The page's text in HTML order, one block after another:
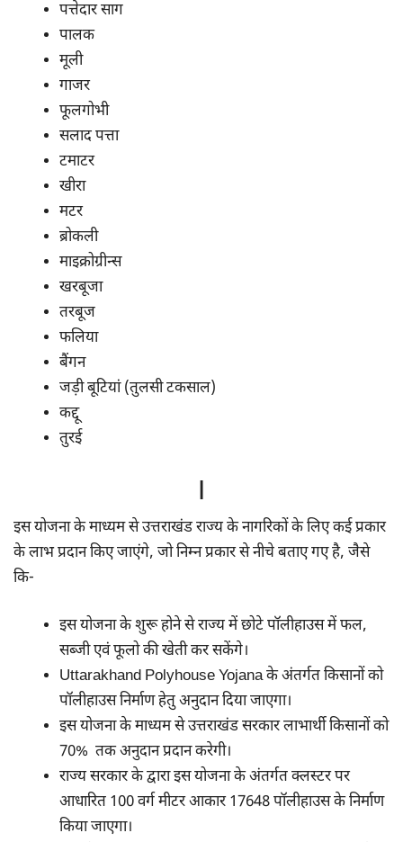
पत्तेदार साग
पालक
मूली
गाजर
फूलगोभी
सलाद पत्ता
टमाटर
खीरा
मटर
ब्रोकली
माइक्रोग्रीन्स
खरबूजा
तरबूज
फलिया
बैंगन
जड़ी बूटियां (तुलसी टकसाल)
कद्दू
तुरई
|
इस योजना के माध्यम से उत्तराखंड राज्य के नागरिकों के लिए कई प्रकार
के लाभ प्रदान किए जाएंगे, जो निम्न प्रकार से नीचे बताए गए है, जैसे
कि-
इस योजना के शुरू होने से राज्य में छोटे पॉलीहाउस में फल,
सब्जी एवं फूलो की खेती कर सकेंगे।
Uttarakhand Polyhouse Yojana के अंतर्गत किसानों को
पॉलीहाउस निर्माण हेतु अनुदान दिया जाएगा।
इस योजना के माध्यम से उत्तराखंड सरकार लाभार्थी किसानों को
70% तक अनुदान प्रदान करेगी।
राज्य सरकार के द्वारा इस योजना के अंतर्गत क्लस्टर पर
आधारित 100 वर्ग मीटर आकार 17648 पॉलीहाउस के निर्माण
किया जाएगा।